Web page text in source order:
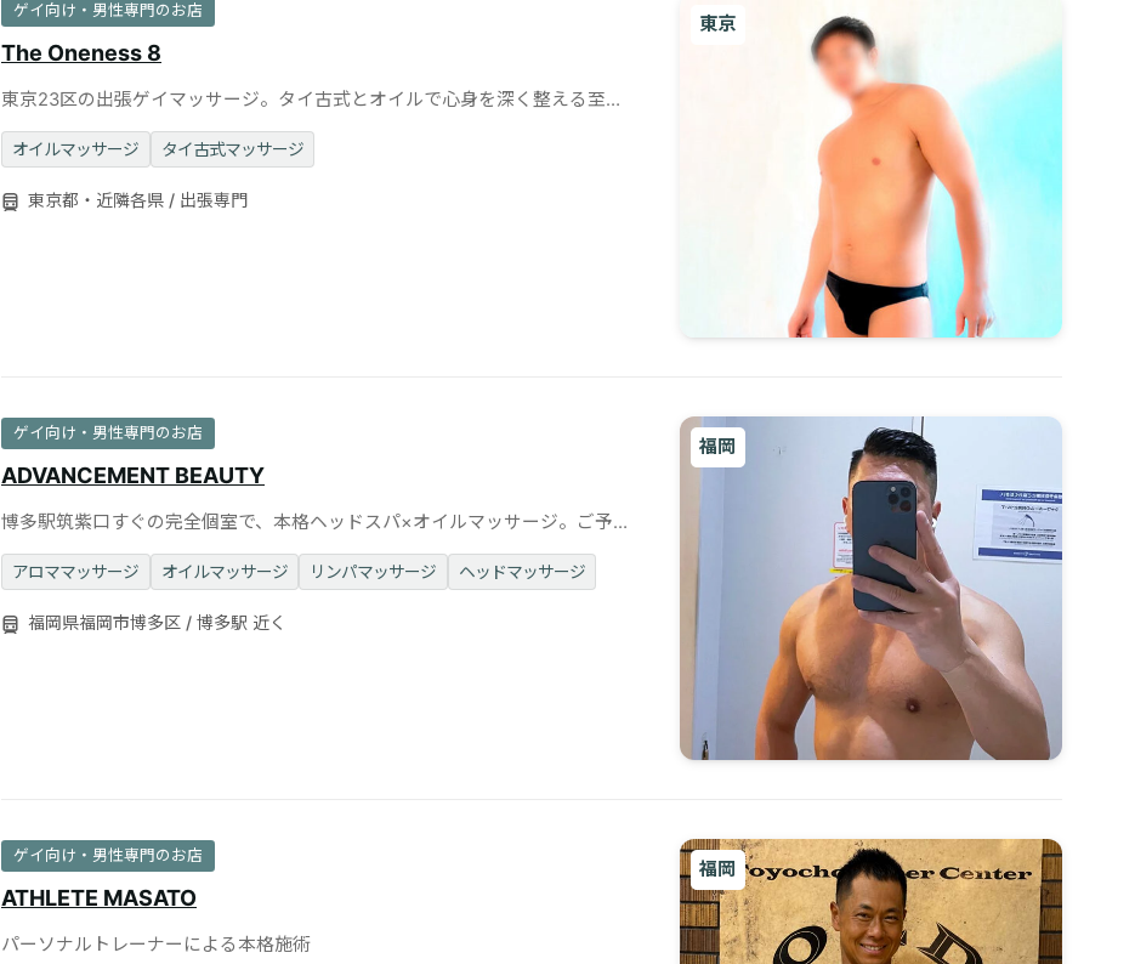
東京
ゲイ向け・男性専門のお店
The Oneness 8
東京23区の出張ゲイマッサージ。タイ古式とオイルで心身を深く整える至福
オイルマッサージ タイ古式マッサージ
東京都・近隣各県 / 出張専門
福岡
ゲイ向け・男性専門のお店
ADVANCEMENT BEAUTY
博多駅筑紫口すぐの完全個室で、本格ヘッドスパ×オイルマッサージ。ご予約
アロママッサージ オイルマッサージ リンパマッサージ ヘッドマッサージ
福岡県福岡市博多区 / 博多駅 近く
福岡
ゲイ向け・男性専門のお店
ATHLETE MASATO
パーソナルトレーナーによる本格施術